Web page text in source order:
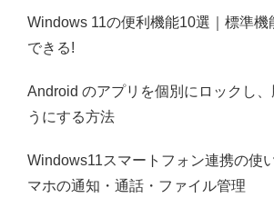
Windows 11の便利機能10選｜標準機
できる!
Android のアプリを個別にロックし
うにする方法
Windows11スマートフォン連携の使
マホの通知・通話・ファイル管理